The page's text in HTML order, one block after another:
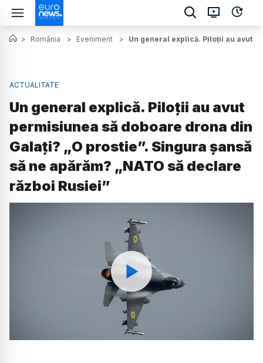
> România > Eveniment > Un general explică. Piloții au avut
ACTUALITATE
Un general explică. Piloții au avut
permisiunea să doboare drona din
Galați? „O prostie”. Singura șansă
să ne apărăm? „NATO să declare
război Rusiei”
Watch